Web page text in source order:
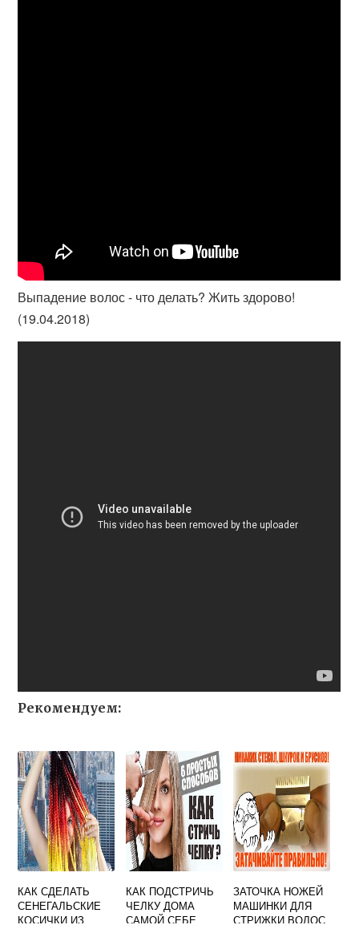
Выпадение волос - что делать? Жить здорово!
(19.04.2018)
Рекомендуем:
КАК СДЕЛАТЬ
СЕНЕГАЛЬСКИЕ
КОСИЧКИ ИЗ
КАК ПОДСТРИЧЬ
ЧЕЛКУ ДОМА
САМОЙ СЕБЕ
ЗАТОЧКА НОЖЕЙ
МАШИНКИ ДЛЯ
СТРИЖКИ ВОЛОС